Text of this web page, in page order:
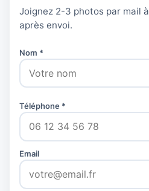
Joignez 2-3 photos par mail à
après envoi.
Nom *
Téléphone *
Email